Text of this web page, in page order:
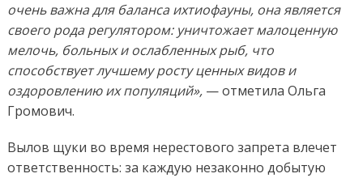
очень важна для баланса ихтиофауны, она является
своего рода регулятором: уничтожает малоценную
мелочь, больных и ослабленных рыб, что
способствует лучшему росту ценных видов и
оздоровлению их популяций»,— отметила Ольга
Громович.
Вылов щуки во время нерестового запрета влечет
ответственность: за каждую незаконно добытую